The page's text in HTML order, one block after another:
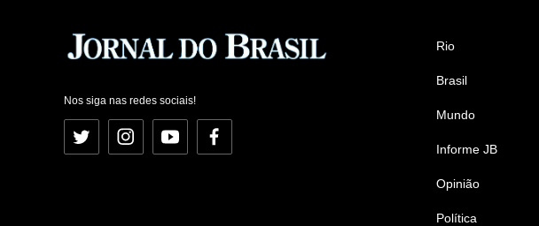
Nos siga nas redes sociais!
Twitter InstagramYouTubeFacebook
Rio
Brasil
Mundo
Informe JB
Opinião
Política